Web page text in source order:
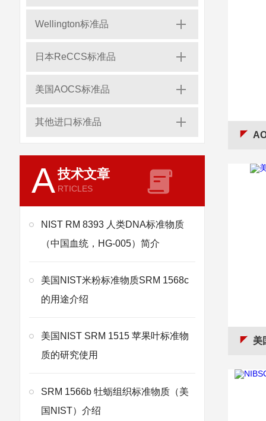
Wellington标准品
日本ReCCS标准品
美国AOCS标准品
其他进口标准品
A技术文章
RTICLES
NIST RM 8393 人类DNA标准物质
（中国血统，HG-005）简介
美国NIST米粉标准物质SRM 1568c
的用途介绍
美国NIST SRM 1515 苹果叶标准物
质的研究使用
SRM 1566b 牡蛎组织标准物质（美
国NIST）介绍
美